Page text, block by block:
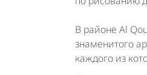
В районе Al
знаменитого
каждого из